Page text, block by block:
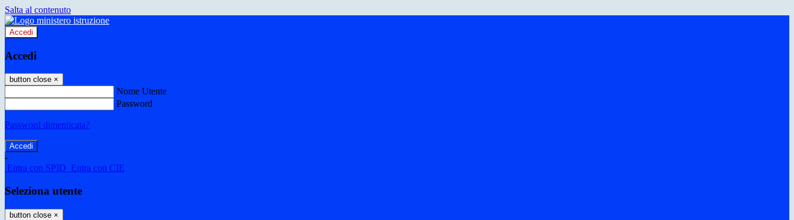
Salta al contenuto
Accedi
Accedi
button close ×
Nome Utente
Password
Password dimenticata?
-
Entra con SPID Entra con CIE
Seleziona utente
button close ×